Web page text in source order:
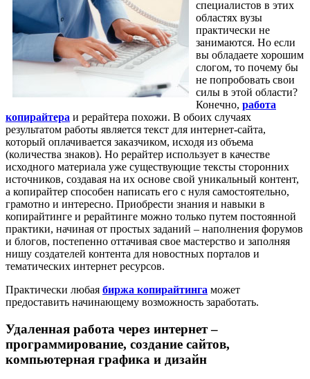
специалистов в этих
областях вузы
практически не
занимаются. Но если
вы обладаете хорошим
слогом, то почему бы
не попробовать свои
силы в этой области?
Конечно, работа
копирайтера и рерайтера похожи. В обоих случаях
результатом работы является текст для интернет-сайта,
который оплачивается заказчиком, исходя из объема
(количества знаков). Но рерайтер использует в качестве
исходного материала уже существующие тексты сторонних
источников, создавая на их основе свой уникальный контент,
а копирайтер способен написать его с нуля самостоятельно,
грамотно и интересно. Приобрести знания и навыки в
копирайтинге и рерайтинге можно только путем постоянной
практики, начиная от простых заданий – наполнения форумов
и блогов, постепенно оттачивая свое мастерство и заполняя
нишу создателей контента для новостных порталов и
тематических интернет ресурсов.
Практически любая биржа копирайтинга может
предоставить начинающему возможность заработать.
Удаленная работа через интернет –
программирование, создание сайтов,
компьютерная графика и дизайн